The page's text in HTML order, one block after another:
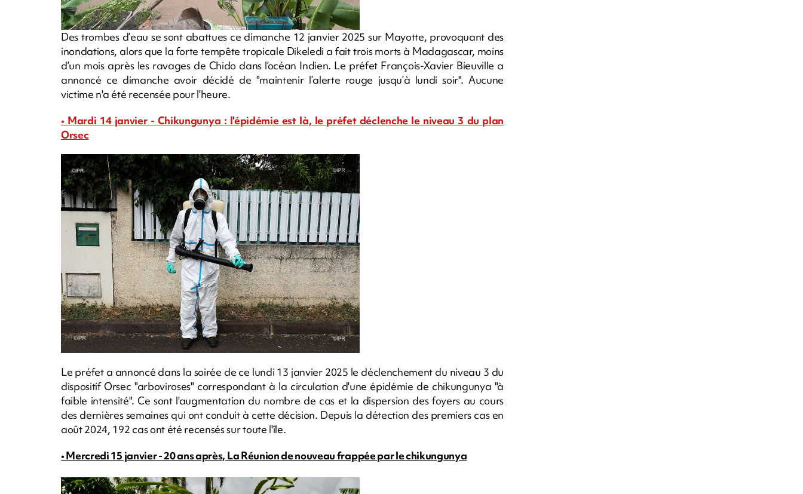
Des trombes d’eau se sont abattues ce dimanche 12 janvier 2025 sur Mayotte, provoquant des
inondations, alors que la forte tempête tropicale Dikeledi a fait trois morts à Madagascar, moins
d’un mois après les ravages de Chido dans l’océan Indien. Le préfet François-Xavier Bieuville a
annoncé ce dimanche avoir décidé de "maintenir l’alerte rouge jusqu’à lundi soir". Aucune
victime n'a été recensée pour l'heure.
• Mardi 14 janvier - Chikungunya : l'épidémie est là, le préfet déclenche le niveau 3 du plan
Orsec
Le préfet a annoncé dans la soirée de ce lundi 13 janvier 2025 le déclenchement du niveau 3 du
dispositif Orsec "arboviroses" correspondant à la circulation d'une épidémie de chikungunya "à
faible intensité". Ce sont l'augmentation du nombre de cas et la dispersion des foyers au cours
des dernières semaines qui ont conduit à cette décision. Depuis la détection des premiers cas en
août 2024, 192 cas ont été recensés sur toute l'île.
• Mercredi 15 janvier - 20 ans après, La Réunion de nouveau frappée par le chikungunya